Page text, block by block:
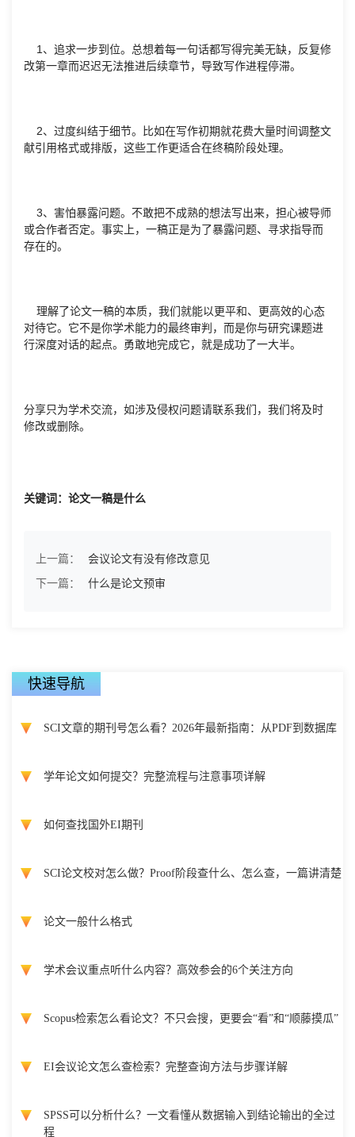
1、追求一步到位。总想着每一句话都写得完美无缺，反复修
改第一章而迟迟无法推进后续章节，导致写作进程停滞。
2、过度纠结于细节。比如在写作初期就花费大量时间调整文
献引用格式或排版，这些工作更适合在终稿阶段处理。
3、害怕暴露问题。不敢把不成熟的想法写出来，担心被导师
或合作者否定。事实上，一稿正是为了暴露问题、寻求指导而
存在的。
理解了论文一稿的本质，我们就能以更平和、更高效的心态
对待它。它不是你学术能力的最终审判，而是你与研究课题进
行深度对话的起点。勇敢地完成它，就是成功了一大半。
分享只为学术交流，如涉及侵权问题请联系我们，我们将及时
修改或删除。
关键词：论文一稿是什么
上一篇：
会议论文有没有修改意见
下一篇：
什么是论文预审
快速导航
SCI文章的期刊号怎么看？2026年最新指南：从PDF到数据库
学年论文如何提交？完整流程与注意事项详解
如何查找国外EI期刊
SCI论文校对怎么做？Proof阶段查什么、怎么查，一篇讲清楚
论文一般什么格式
学术会议重点听什么内容？高效参会的6个关注方向
Scopus检索怎么看论文？不只会搜，更要会“看”和“顺藤摸瓜”
EI会议论文怎么查检索？完整查询方法与步骤详解
SPSS可以分析什么？一文看懂从数据输入到结论输出的全过
程